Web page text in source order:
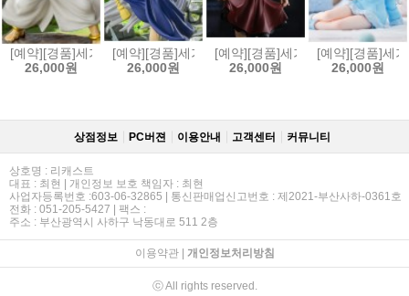
[예약][경품]세가 황천의 츠가이 Luminasta 피규어 우
26,000원
[예약][경품]세가 황천의 츠가이 Luminasta 피규어 좌
26,000원
[예약][경품]세가 모노가타리 시
26,000원
[예약][경품]세
26,000원
상점정보 PC버젼 이용안내 고객센터 커뮤니티
상호명 : 리캐스트
대표 : 최현 | 개인정보 보호 책임자 : 최현
사업자등록번호 :603-06-32865 | 통신판매업신고번호 : 제2021-부산사하-0361호
전화 : 051-205-5427 | 팩스 :
주소 : 부산광역시 사하구 낙동대로 511 2층
이용약관| 개인정보처리방침
ⓒ All rights reserved.